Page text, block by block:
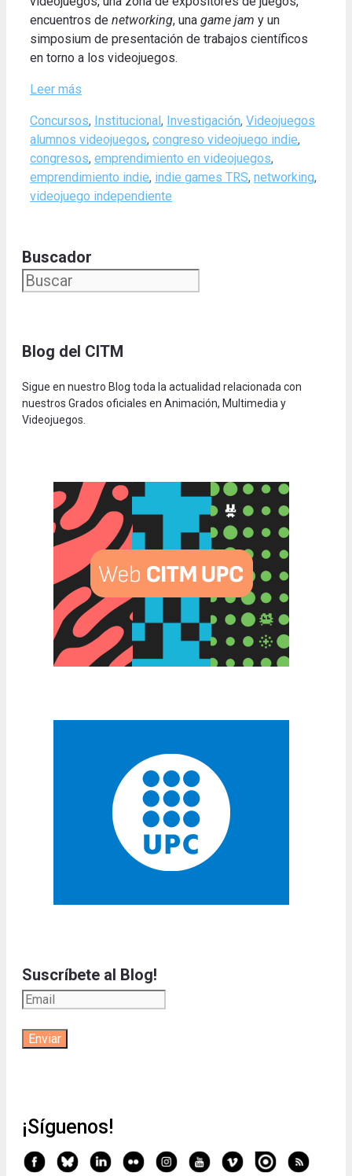
encuentros de networking, una game jam y un
simposium de presentación de trabajos científicos
en torno a los videojuegos.
Leer más
Categories
Concursos, Institucional, Investigación, Videojuegos
alumnos videojuegos, congreso videojuego indie,
congresos, emprendimiento en videojuegos,
emprendimiento indie, indie games TRS, networking,
videojuego independiente
Buscador
Blog del CITM
Sigue en nuestro Blog toda la actualidad relacionada con
nuestros Grados oficiales en Animación, Multimedia y
Videojuegos.
Suscríbete al Blog!
¡Síguenos!